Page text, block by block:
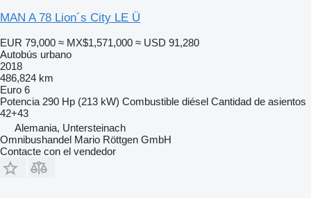
MAN A 78 Lion´s City LE Ü
EUR 79,000 ≈ MX$1,571,000 ≈ USD 91,280
Autobús urbano
2018
486,824 km
Euro 6
Potencia 290 Hp (213 kW) Combustible diésel Cantidad de asientos
42+43
Alemania, Untersteinach
Omnibushandel Mario Röttgen GmbH
Contacte con el vendedor